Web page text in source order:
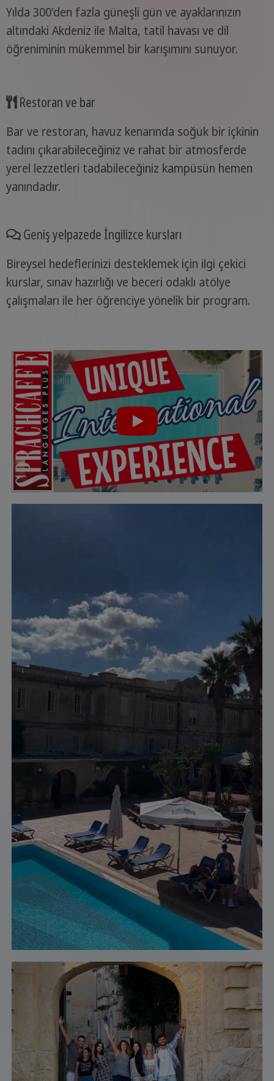
Yılda 300'den fazla güneşli gün ve ayaklarınızın
altındaki Akdeniz ile Malta, tatil havası ve dil
öğreniminin mükemmel bir karışımını sunuyor.
Restoran ve bar
Bar ve restoran, havuz kenarında soğuk bir içkinin
tadını çıkarabileceğiniz ve rahat bir atmosferde
yerel lezzetleri tadabileceğiniz kampüsün hemen
yanındadır.
Geniş yelpazede İngilizce kursları
Bireysel hedeflerinizi desteklemek için ilgi çekici
kurslar, sınav hazırlığı ve beceri odaklı atölye
çalışmaları ile her öğrenciye yönelik bir program.